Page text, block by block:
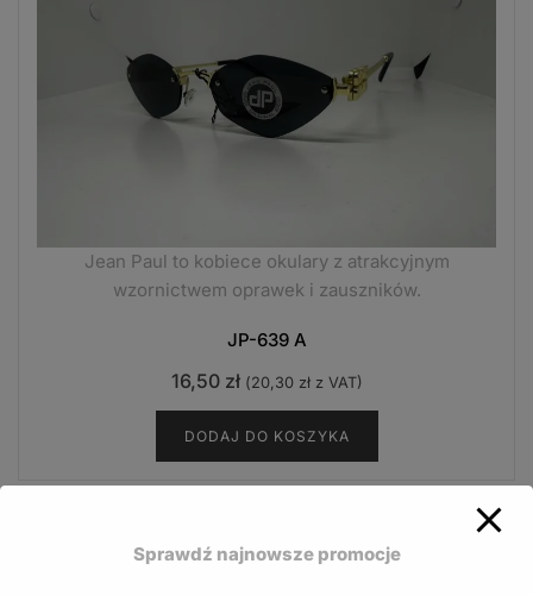
Jean Paul to kobiece okulary z atrakcyjnym
wzornictwem oprawek i zauszników.
JP-639 A
16,50 zł (20,30 złz VAT)
DODAJ DO KOSZYKA
Sprawdź najnowsze promocje